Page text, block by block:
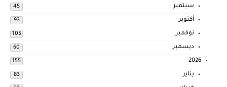
سبتمبر 45
أكتوبر 93
نوفمبر 105
ديسمبر 60
2026
155
يناير 83